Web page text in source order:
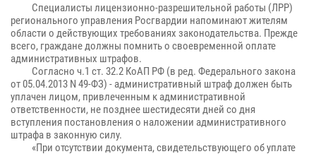
Специалисты лицензионно-разрешительной работы (ЛРР)
регионального управления Росгвардии напоминают жителям
области о действующих требованиях законодательства. Прежде
всего, граждане должны помнить о своевременной оплате
административных штрафов.
Согласно ч.1 ст. 32.2 КоАП РФ (в ред. Федерального закона
от 05.04.2013 N 49-ФЗ) - административный штраф должен быть
уплачен лицом, привлеченным к административной
ответственности, не позднее шестидесяти дней со дня
вступления постановления о наложении административного
штрафа в законную силу.
«При отсутствии документа, свидетельствующего об уплате